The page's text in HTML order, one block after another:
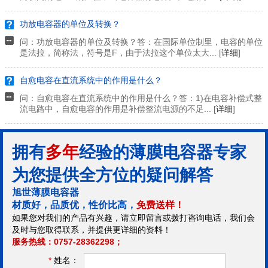
功放电容器的单位及转换？
问：功放电容器的单位及转换？答：在国际单位制里，电容的单位
是法拉，简称法，符号是F，由于法拉这个单位太大... [详细]
自愈电容在直流系统中的作用是什么？
问：自愈电容在直流系统中的作用是什么？答：1)在电容补偿式整
流电路中，自愈电容的作用是补偿整流电源的不足... [详细]
拥有多年经验的薄膜电容器专家
为您提供全方位的疑问解答
旭世薄膜电容器
材质好，品质优，性价比高， 免费送样！
如果您对我们的产品有兴趣，请立即留言或拨打咨询电话，我们会
及时与您取得联系，并提供更详细的资料！
服务热线：0757-28362298；
* 姓名：